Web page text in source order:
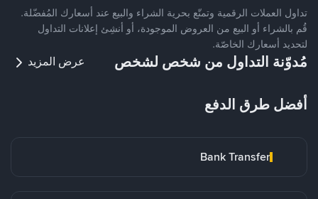
تداول العملات الرقمية وتمتّع بحرية الشراء والبيع عند أسعارك المُفضّلة.
قُم بالشراء أو البيع من العروض الموجودة، أو أنشِئ إعلانات التداول
لتحديد أسعارك الخاصّة.
مُدوّنة التداول من شخص لشخص عرض المزيد
أفضل طرق الدفع
Bank Transfer